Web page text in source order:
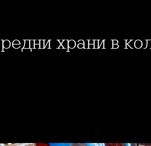
Вредни храни в